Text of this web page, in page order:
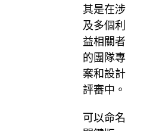
其是在涉
及多個利
益相關者
的團隊專
案和設計
評審中。
可以命名